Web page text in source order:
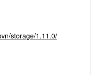
storage/1.11.0/